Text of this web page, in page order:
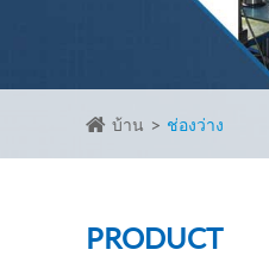
บ้าน ช่องว่าง
PRODUCT